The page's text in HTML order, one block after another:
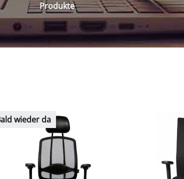
Produkte
wieder da